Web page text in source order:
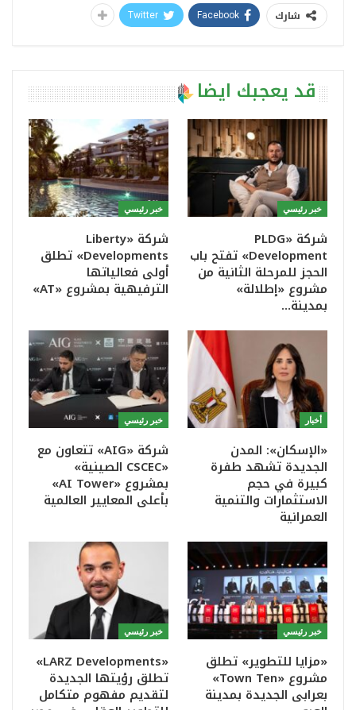
شارك Facebook
Twitter
قد يعجبك ايضا
خبر رئيسي
شركة «PLDG
Development» تفتح باب
الحجز للمرحلة الثانية من
مشروع «إطلالة»
بمدينة…
خبر رئيسي
شركة «Liberty
Developments» تطلق
أولى فعالياتها
الترفيهية بمشروع «AT»
أخبار
«الإسكان»: المدن
الجديدة تشهد طفرة
كبيرة في حجم
الاستثمارات والتنمية
العمرانية
خبر رئيسي
شركة «AIG» تتعاون مع
«CSCEC الصينية»
بمشروع «AI Tower»
بأعلى المعايير العالمية
خبر رئيسي
«مزايا للتطوير» تطلق
مشروع «Town Ten»
بعرابى الجديدة بمدينة
خبر رئيسي
«LARZ Developments»
تطلق رؤيتها الجديدة
لتقديم مفهوم متكامل